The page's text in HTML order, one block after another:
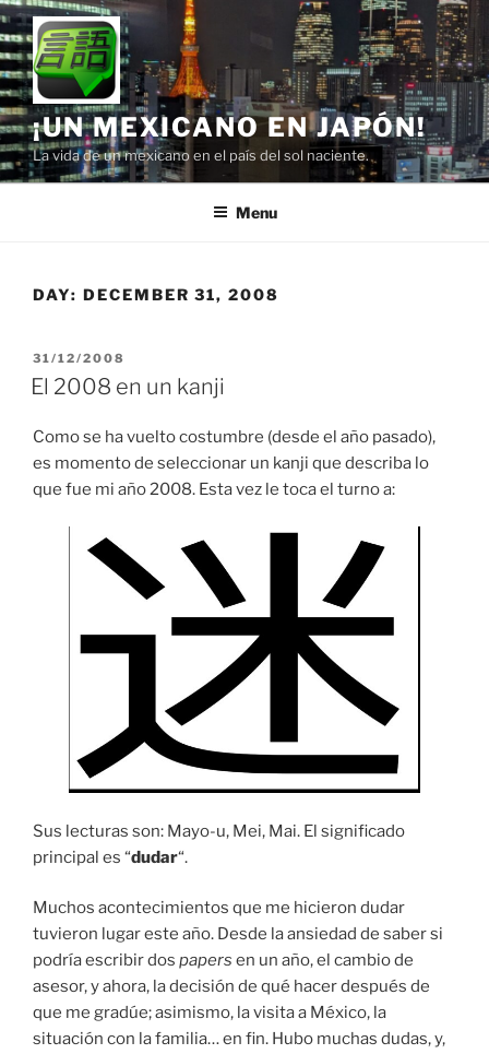
Skip
to
content
¡UN MEXICANO EN JAPÓN!
La vida de un mexicano en el país del sol naciente.
Menu
DAY: DECEMBER 31, 2008
POSTED
ON
31/12/2008
El 2008 en un kanji
Como se ha vuelto costumbre (desde el año pasado),
es momento de seleccionar un kanji que describa lo
que fue mi año 2008. Esta vez le toca el turno a:
Sus lecturas son: Mayo-u, Mei, Mai. El significado
principal es “dudar“.
Muchos acontecimientos que me hicieron dudar
tuvieron lugar este año. Desde la ansiedad de saber si
podría escribir dos papers en un año, el cambio de
asesor, y ahora, la decisión de qué hacer después de
que me gradúe; asimismo, la visita a México, la
situación con la familia… en fin. Hubo muchas dudas, y,